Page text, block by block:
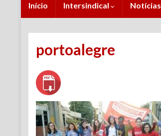
Início Intersindical Notícias
portoalegre